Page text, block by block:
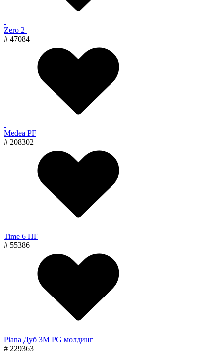
Zero 2
# 47084
Medea PF
# 208302
Time 6 ПГ
# 55386
Piana Дуб 3M PG молдинг
# 229363